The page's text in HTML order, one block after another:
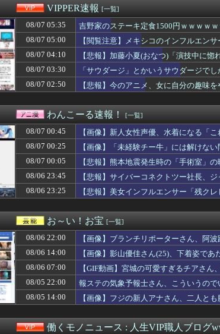
【驚愕】サッカー王国ブラジルで進むサッカー離れ
【ウマ娘】昔の水着がそのまま入るジャーニー…まる
夫さん、妻に「天井のシミ数えてれば終わるでな」
【天文】「系外衛星」を史上初めて発見か--しかし「
【悲報】娘「吹奏楽部の顧問に楽器買えって言われた
【ラブライブ！】BLｺｽﾞｶﾎ…？🐉【蓮ノ空】
【画像】一番手Vグループはマジでこういう男とのコ
【朗報】プチプチで有名な川上産業、社名を「プチプ
◆悲報◆韓国警察、韓国代表前監督を任意聴取…業務
【スターウォーズ】ライトセーバーって握りづらそう
韓国人「イ・ジュンソク、地方選挙で基礎議員1議席
【食洗機】韓国人が騒ぐ「水洗い」は予備洗浄だった
ダシをちゃんととり薄色薄味に煮た煮物を、味見もせ
福祉タクシーで下校の女子生徒、一時心肺停止 同乗
家族用に入れておいたメモが泥よけになっただなんて
スペースXのロケット残骸、月面に衝突か…ファルコ
千葉県袖ケ浦市「おむつ交換で噛みつかれ」看護助
【既視感】嫁の浮気でメール爆弾！2度目で取った行
【悲報】今のアニメ、女に自分の趣味をやらせる系か
あっち系御用達で有名になった某ブランド、一時は
【辺野古事故】日教組委員長「杜撰な計画、学校が責
世間では神ゲーと言われているが個人的にはクソゲー
矢田萌華ちゃんの瞳が綺麗すぎて吸い込まれる！！！
高市首相、2年限定の消費減税「確実に戻す」発言は
【ボッコ】25年前に付き合ってた女性の事をふと思
なんかＧＪ出来ないというか…。泥に同情する気はな
若くして両親を亡くし年の離れた妹を育てた義兄。
野村周平、下半身強調の「過激すぎる三角水着」公開
VIPPER速報 [一覧]
08/07 05:35
吉野家のステーキ定食1500円ｗｗｗｗ
08/07 05:00
【閲覧注意】メキシコのインフルエン
08/07 04:10
【悲報】加藤小夏(おなつ)「演技中に惚
08/07 03:30
「サウダージ」とかいうサウダージで
08/07 02:50
【悲報】今のアニメ、女に自分の趣味
わんこーる速報！ [一覧]
08/07 00:45
【画像】新人女性声優、水着になる「
08/07 00:25
【画像】「未経験チー牛」には解けな
08/07 00:05
【悲報】熊本地震発生時の「手術室」
08/06 23:45
【悲報】サイバーコネクトツー社長、
08/06 23:25
【悲報】美女インフルエンサー「残ク
お～い！お宝 [一覧]
08/06 22:00
【画像】ブランチリポーターさん、阿
08/06 14:00
【画像】影山優佳さん(25)、下着姿であ
08/06 07:00
【GIF動画】宮城の可愛すぎるチアさん
08/05 22:00
報ステの気象予報士さん、こういうの
08/05 14:00
【画像】フジの新人アナさん、二人と
働くモノニュース : 人生VIP職人ブログ